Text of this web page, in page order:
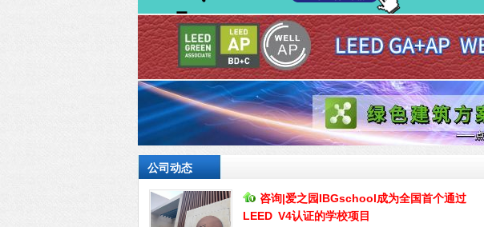
公司动态
咨询|爱之园IBGschool成为全国首个通过
LEED V4认证的学校项目